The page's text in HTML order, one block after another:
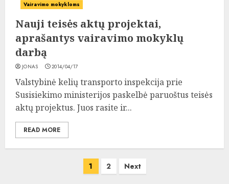
Vairavimo mokykloms
Nauji teisės aktų projektai,
aprašantys vairavimo mokyklų
darbą
JONAS 2014/04/17
Valstybinė kelių transporto inspekcija prie
Susisiekimo ministerijos paskelbė paruoštus teisės
aktų projektus. Juos rasite ir...
READ MORE
1 2 Next